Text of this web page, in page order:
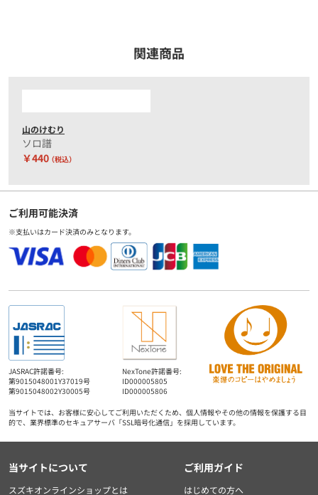
関連商品
山のけむり
ソロ譜
￥440（税込）
ご利用可能決済
※支払いはカード決済のみとなります。
JASRAC許諾番号:
第9015048001Y37019号
第9015048002Y30005号
NexTone許諾番号:
ID000005805
ID000005806
当サイトでは、お客様に安心してご利用いただくため、個人情報やその他の情報を保護する目
的で、業界標準のセキュアサーバ「SSL暗号化通信」を採用しています。
当サイトについて
スズキオンラインショップとは
ご利用ガイド
はじめての方へ